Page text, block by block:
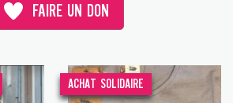
FAIRE UN DON
ACHAT SOLIDAIRE